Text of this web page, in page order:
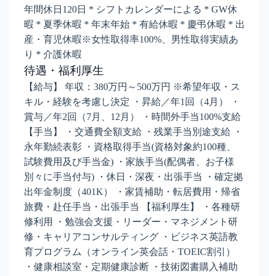
年間休日120日 * シフトカレンダーによる * GW休
暇 * 夏季休暇 * 年末年始 * 有給休暇 * 慶弔休暇 * 出
産・育児休暇※女性取得率100%、男性取得実績あ
り * 介護休暇
待遇・福利厚生
【給与】 年収：380万円～500万円 ※希望年収・ス
キル・経験を考慮し決定 ・昇給／年1回（4月） ・
賞与／年2回（7月、12月） ・時間外手当100%支給
【手当】 ・交通費全額支給 ・残業手当別途支給 ・
永年勤続表彰 ・資格取得手当(資格対象約100種、
試験費用及び手当金) ・家族手当(配偶者、お子様
別々に手当付与) ・休日・深夜・出張手当 ・確定拠
出年金制度（401K） ・家賃補助・転居費用・帰省
旅費・赴任手当・出張手当 【福利厚生】 ・各種研
修利用 ・勉強会支援・リーダー・マネジメント研
修・キャリアコンサルティング ・ビジネス英語教
育プログラム（オンライン英会話・TOEIC割引）
・健康相談室・定期健康診断 ・技術図書購入補助